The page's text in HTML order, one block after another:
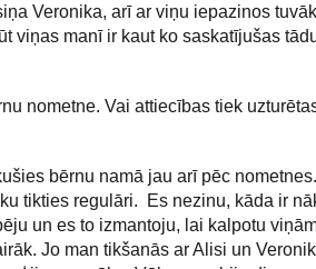
Veronika, arī ar viņu iepazinos
viņas manī ir kaut ko saskatījušas
nometne. Vai attiecības tiek
bērnu namā jau arī pēc
tikties regulāri. Es nezinu, kāda ir
un es to izmantoju, lai kalpotu
Jo man tikšanās ar Alisi un